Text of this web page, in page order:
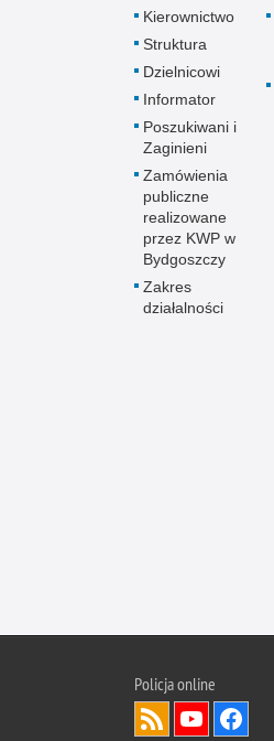
Kierownictwo
Struktura
Dzielnicowi
Informator
Poszukiwani i
Zaginieni
Zamówienia
publiczne
realizowane
przez KWP w
Bydgoszczy
Zakres
działalności
Policja online